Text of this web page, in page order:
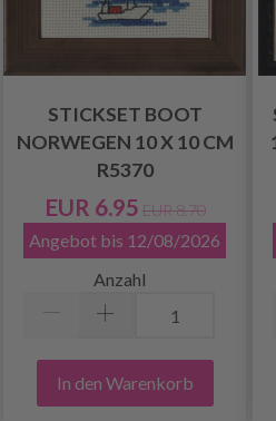
STICKSET BOOT
NORWEGEN 10 X 10 CM
R5370
EUR 6.95 EUR 8.70
Angebot bis 12/08/2026
Anzahl
In den Warenkorb